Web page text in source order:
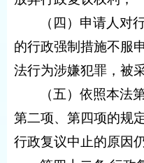
（四）申请人对
的行政强制措施不服
法行为涉嫌犯罪，被
（五）依照本法
第二项、第四项的规
行政复议中止的原因